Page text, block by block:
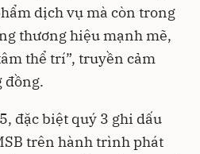
dịch vụ mà còn trong
thương hiệu mạnh mẽ,
thể trí”, truyền cảm
đồng.
đặc biệt quý 3 ghi dấu
trên hành trình phát